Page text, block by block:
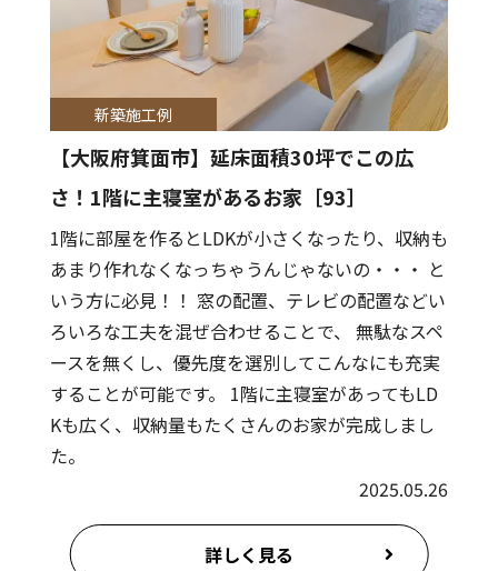
新築施工例
【大阪府箕面市】延床面積30坪でこの広
さ！1階に主寝室があるお家［93］
1階に部屋を作るとLDKが小さくなったり、収納も
あまり作れなくなっちゃうんじゃないの・・・ と
いう方に必見！！ 窓の配置、テレビの配置などい
ろいろな工夫を混ぜ合わせることで、 無駄なスペ
ースを無くし、優先度を選別してこんなにも充実
することが可能です。 1階に主寝室があってもLD
Kも広く、収納量もたくさんのお家が完成しまし
た。
2025.05.26
詳しく見る